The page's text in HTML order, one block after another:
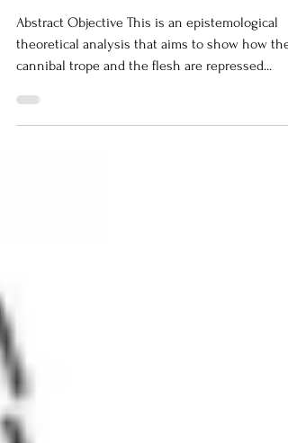
human flesh in
psychoanalysis
Abstract Objective This is an epistemological